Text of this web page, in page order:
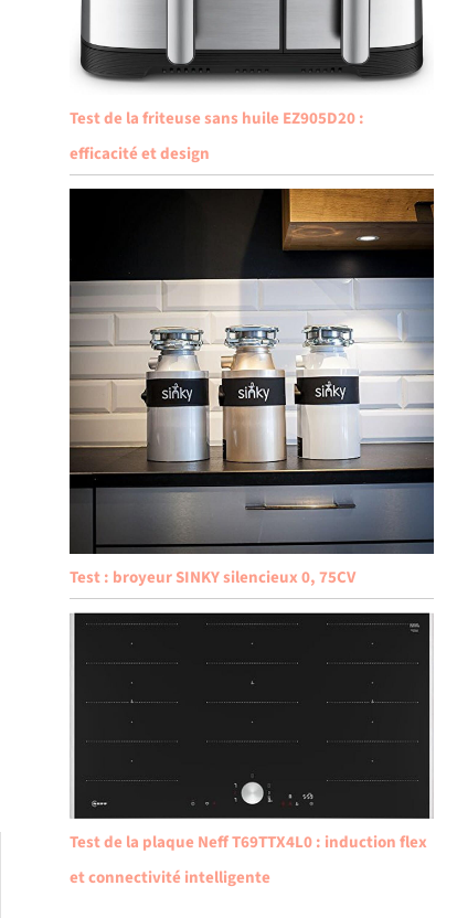
Test de la friteuse sans huile EZ905D20 :
efficacité et design
Test : broyeur SINKY silencieux 0, 75CV
Test de la plaque Neff T69TTX4L0 : induction flex
et connectivité intelligente